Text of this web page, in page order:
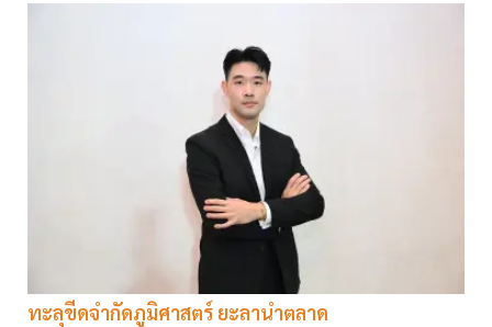
ทะลุขีดจำกัดภูมิศาสตร์ ยะลานำตลาด